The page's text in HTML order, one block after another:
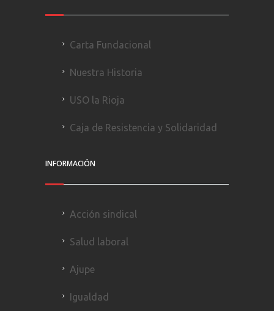
Carta Fundacional
Nuestra Historia
USO la Rioja
Caja de Resistencia y Solidaridad
INFORMACIÓN
Acción sindical
Salud laboral
Ajupe
Igualdad